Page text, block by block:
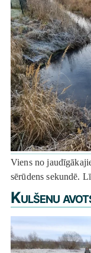
Viens no
sērūdens sekundē.
Kulšenu